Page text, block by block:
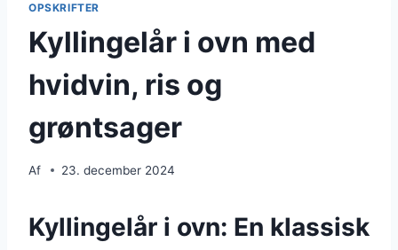
OPSKRIFTER
Kyllingelår i ovn med
hvidvin, ris og
grøntsager
Af 23. december 2024
Kyllingelår i ovn: En klassisk